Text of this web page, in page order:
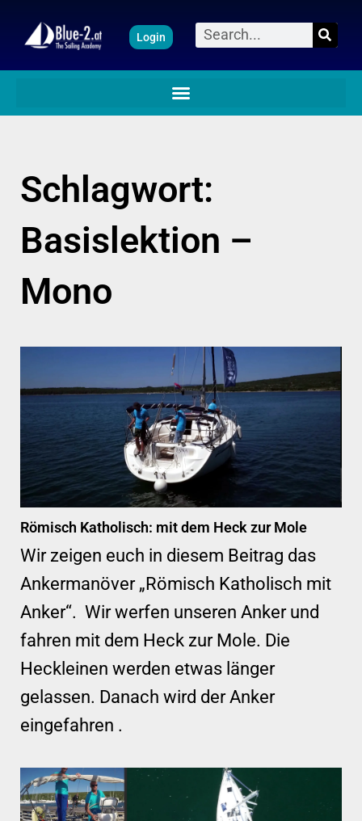
Inhalt
springen
Login Suche
Schlagwort:
Basislektion –
Mono
Römisch Katholisch: mit dem Heck zur Mole
Wir zeigen euch in diesem Beitrag das
Ankermanöver „Römisch Katholisch mit
Anker“. Wir werfen unseren Anker und
fahren mit dem Heck zur Mole. Die
Heckleinen werden etwas länger
gelassen. Danach wird der Anker
eingefahren .